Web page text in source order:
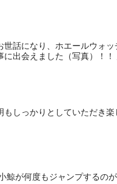
話になり、ホエールウォ
出会えました（写真）！
しっかりとしていただき楽
が何度もジャンプするの